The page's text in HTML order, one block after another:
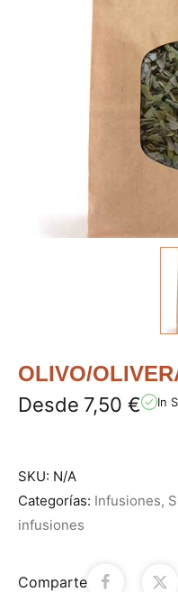
OLIVO/
Desde 7,50 € In
SKU: N/A
Categorías: Infusiones,
infusiones
Comparte